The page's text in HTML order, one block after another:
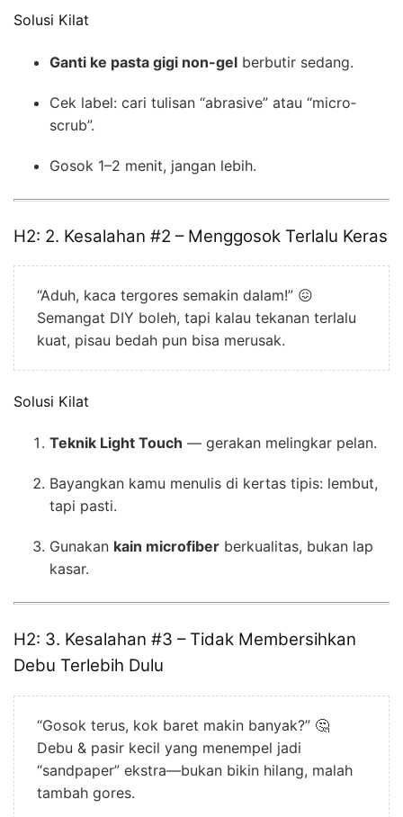
Solusi Kilat
Ganti ke pasta gigi non-gel berbutir sedang.
Cek label: cari tulisan “abrasive” atau “micro‐
scrub”.
Gosok 1–2 menit, jangan lebih.
H2: 2. Kesalahan #2 – Menggosok Terlalu Keras
“Aduh, kaca tergores semakin dalam!” 😖
Semangat DIY boleh, tapi kalau tekanan terlalu
kuat, pisau bedah pun bisa merusak.
Solusi Kilat
Teknik Light Touch — gerakan melingkar pelan.
Bayangkan kamu menulis di kertas tipis: lembut,
tapi pasti.
Gunakan kain microfiber berkualitas, bukan lap
kasar.
H2: 3. Kesalahan #3 – Tidak Membersihkan
Debu Terlebih Dulu
“Gosok terus, kok baret makin banyak?” 🤔
Debu & pasir kecil yang menempel jadi
“sandpaper” ekstra—bukan bikin hilang, malah
tambah gores.